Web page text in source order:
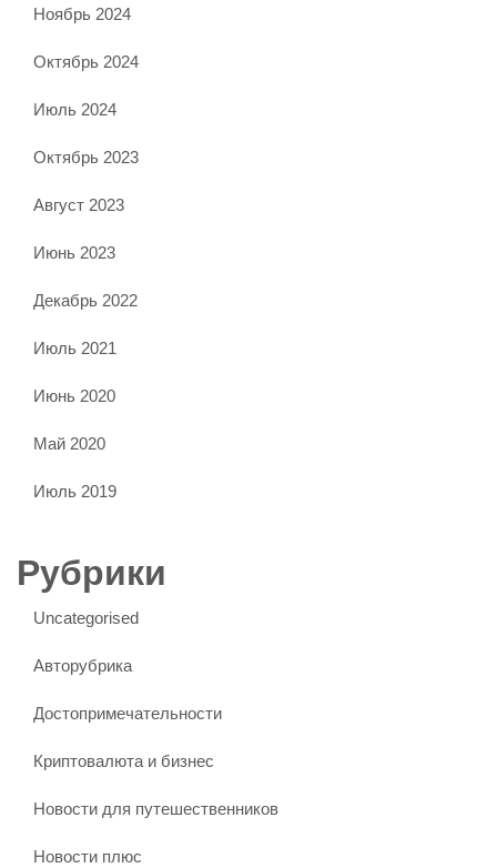
Ноябрь 2024
Октябрь 2024
Июль 2024
Октябрь 2023
Август 2023
Июнь 2023
Декабрь 2022
Июль 2021
Июнь 2020
Май 2020
Июль 2019
Рубрики
Uncategorised
Авторубрика
Достопримечательности
Криптовалюта и бизнес
Новости для путешественников
Новости плюс